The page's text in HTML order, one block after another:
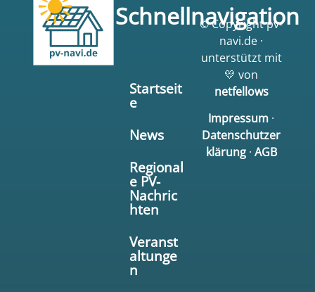
Schnellnavigation
Startseit
e
News
Regional
e PV-
Nachric
hten
Veranst
altunge
n
© Copyright pv-
navi.de ·
unterstützt mit
💛 von
netfellows
Impressum ·
Datenschutzer
klärung· AGB